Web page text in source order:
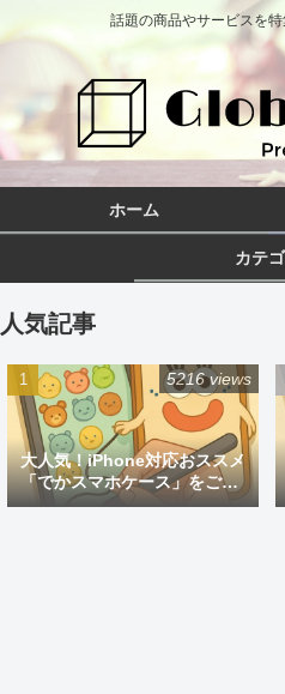
話題の商品やサービスを
ホーム
カテ
人気記事
大人気！iPhone対応おススメ
「でかスマホケース」をご紹
介
5216 views